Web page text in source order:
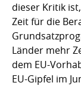
dieser Kritik
Zeit für die
Länder mehr
dem EU-
EU-Gipfel im